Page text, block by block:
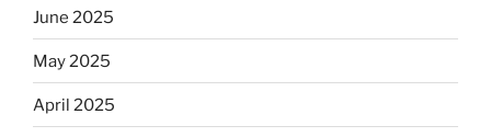
June 2025
May 2025
April 2025